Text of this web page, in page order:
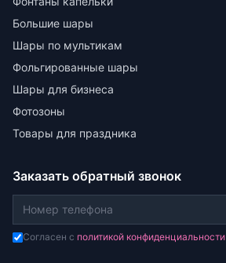
Большие шары
Шары по мультикам
Фольгированные шары
Шары для бизнеса
Фотозоны
Товары для праздника
Заказать обратный звонок
Согласен с политикой конфиденциальности